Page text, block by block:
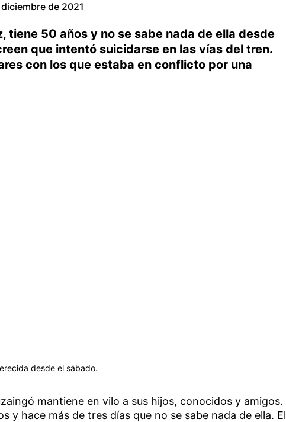
de 2021
tiene 50 años y no se sabe nada de ella desde
que intentó suicidarse en las vías del tren.
con los que estaba en conflicto por una
desde el sábado.
mantiene en vilo a sus hijos, conocidos y amigos.
y hace más de tres días que no se sabe nada de ella. El